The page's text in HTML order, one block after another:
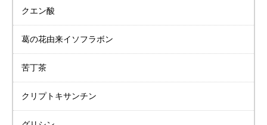
クエン酸
葛の花由来イソフラボン
苦丁茶
クリプトキサンチン